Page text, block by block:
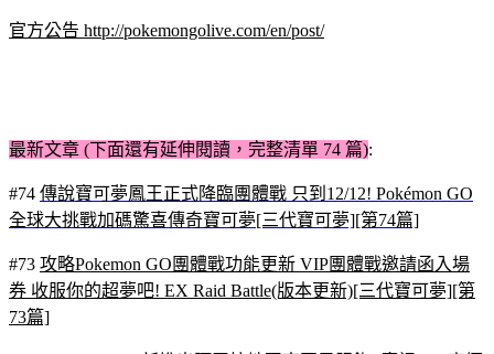
官方公告 http://pokemongolive.com/en/post/
最新文章 (下面還有延伸閱讀，完整清單 74 篇):
#74 傳說寶可夢鳳王正式降臨團體戰 只到12/12! Pokémon GO
全球大挑戰加碼驚喜傳奇寶可夢[三代寶可夢][第74篇]
#73 攻略Pokemon GO團體戰功能更新 VIP團體戰邀請函入場
券 收服你的超夢吧! EX Raid Battle(版本更新)[三代寶可夢][第
73篇]